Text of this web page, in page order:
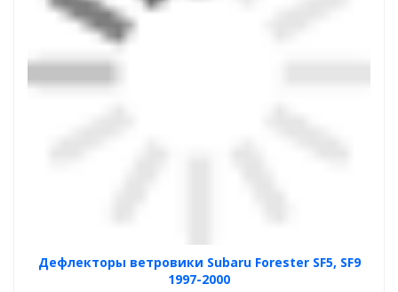
Дефлекторы ветровики Subaru Forester SF5, SF9
1997-2000